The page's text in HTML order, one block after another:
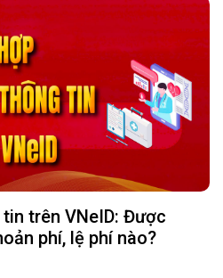
trên VNeID: Được
phí, lệ phí nào?